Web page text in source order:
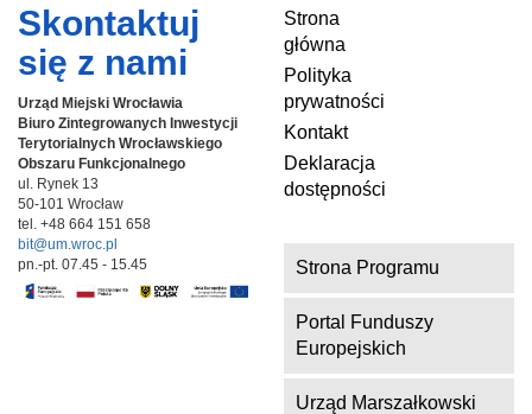
Skontaktuj
się z nami
Urząd Miejski Wrocławia
Biuro Zintegrowanych Inwestycji
Terytorialnych Wrocławskiego
Obszaru Funkcjonalnego
ul. Rynek 13
50-101 Wrocław
tel. +48 664 151 658
bit@um.wroc.pl
pn.-pt. 07.45 - 15.45
Strona
główna
Polityka
prywatności
Kontakt
Deklaracja
dostępności
Strona Programu
Portal Funduszy
Europejskich
Urząd Marszałkowski